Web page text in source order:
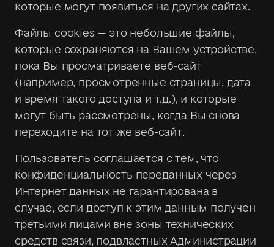
которые могут появиться на других сайтах.
Файлы cookies — это небольшие файлы,
которые сохраняются на Вашем устройстве,
пока Вы просматриваете веб-сайт
(например, просмотренные страницы, дата
и время такого доступа и т.д.), и которые
могут быть рассмотрены, когда Вы снова
переходите на тот же веб-сайт.
Пользователь соглашается с тем, что
конфиденциальность переданных через
Интернет данных не гарантирована в
случае, если доступ к этим данным получен
третьими лицами вне зоны технических
средств связи, подвластных Администрации